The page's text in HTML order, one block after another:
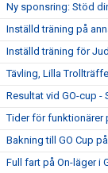
Ny sponsring: Stöd
Inställd träning på
Inställd träning för
Tävling, Lilla
Resultat vid GO-cup -
Tider för funktionärer
Bakning till GO Cup
Full fart på On-läger i